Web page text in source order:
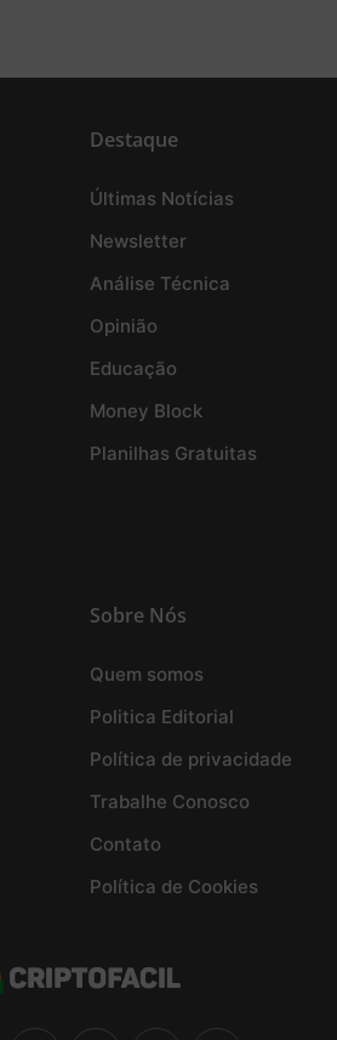
Destaque
Últimas Notícias
Newsletter
Análise Técnica
Opinião
Educação
Money Block
Planilhas Gratuitas
Sobre Nós
Quem somos
Politica Editorial
Política de privacidade
Trabalhe Conosco
Contato
Política de Cookies